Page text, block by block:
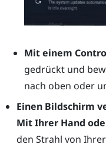
Mit einem
gedrückt und
nach oben oder
Einen Bildschirm
Mit Ihrer Hand
den Strahl von